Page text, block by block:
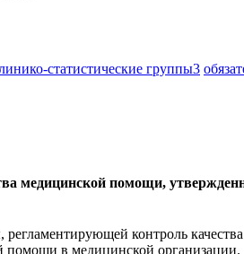
статистические группы3
медицинской помощи,
регламентирующей контроль
помощи в медицинской